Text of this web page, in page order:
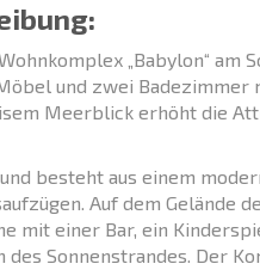
„Babylon“ am
und zwei Badezimmer
Meerblick erhöht die
besteht aus einem
Auf dem Gelände
mit einer Bar, ein
Sonnenstrandes. Der